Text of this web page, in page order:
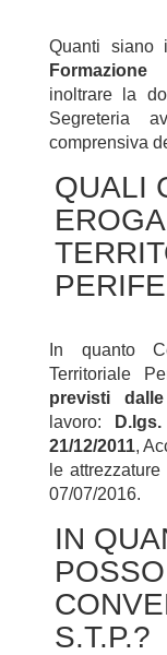
Quanti siano
Formazione
inoltrare la
Segreteria
comprensiva
QUALI
In quanto
Territoriale
previsti
lavoro:
21/12/2011,
le
07/07/2016.
IN
S.T.P.?